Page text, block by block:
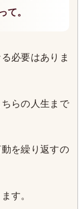
て。
必要はありま
らの人生まで
を繰り返すの
す。